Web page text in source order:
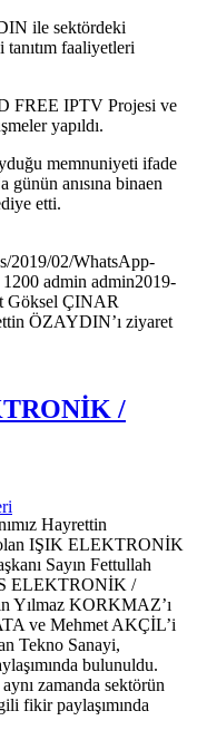
ile sektördeki
faaliyetleri
FREE IPTV Projesi ve
yapıldı.
memnuniyeti ifade
anısına binaen
etti.
2019/02/WhatsApp-
1200 admin admin2019-
Göksel ÇINAR
ÖZAYDIN’ı ziyaret
/
Hayrettin
IŞIK ELEKTRONİK
Sayın Fettullah
ELEKTRONİK /
Yılmaz KORKMAZ’ı
ve Mehmet AKÇİL’i
Tekno Sanayi,
bulunuldu.
zamanda sektörün
fikir paylaşımında